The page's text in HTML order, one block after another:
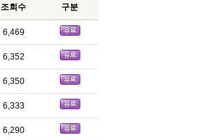
조회수 구분
6,469
6,352
6,350
6,333
6,290